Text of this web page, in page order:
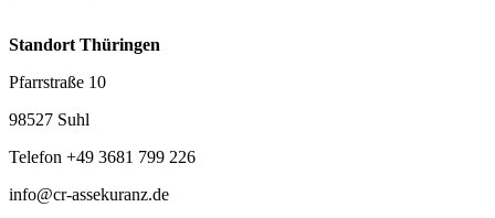
Standort Thüringen
Pfarrstraße 10
98527 Suhl
Telefon +49 3681 799 226
info@cr-assekuranz.de